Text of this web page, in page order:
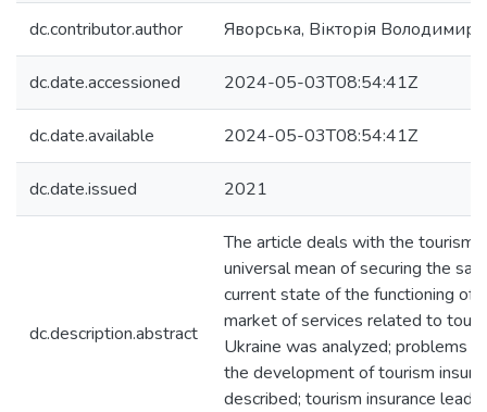
dc.contributor.author Яворська, Вікторія
dc.date.accessioned 2024-05-03T08:54:41Z
dc.date.available 2024-05-03T08:54:41Z
dc.date.issued 2021
dc.description.abstract
The article deals with the tourism
universal mean of securing the
current state of the functioning of
market of services related to
Ukraine was analyzed; problems
the development of tourism
described; tourism insurance